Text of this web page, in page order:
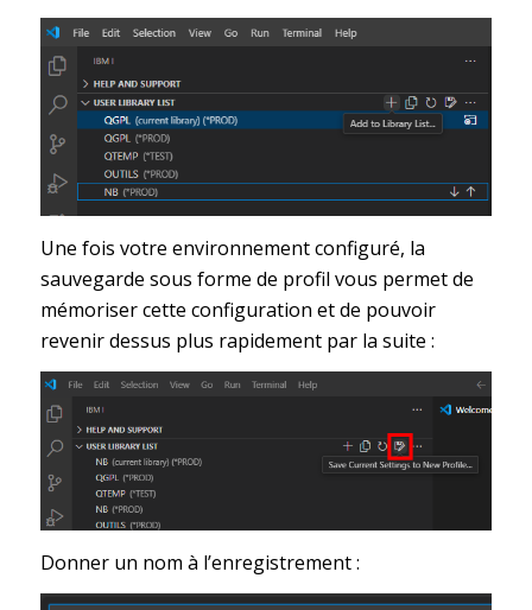
Une fois votre environnement configuré, la
sauvegarde sous forme de profil vous permet de
mémoriser cette configuration et de pouvoir
revenir dessus plus rapidement par la suite :
Donner un nom à l’enregistrement :